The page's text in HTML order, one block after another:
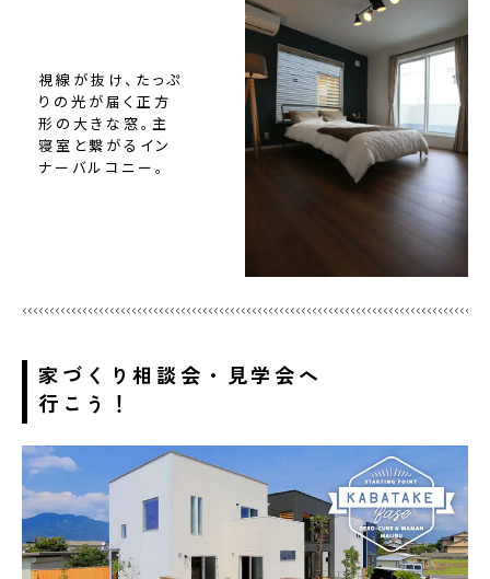
視線が抜け、たっぷ
りの光が届く正方
形の大きな窓。主
寝室と繋がるイン
ナーバルコニー。
家づくり相談会・見学会へ
行こう！